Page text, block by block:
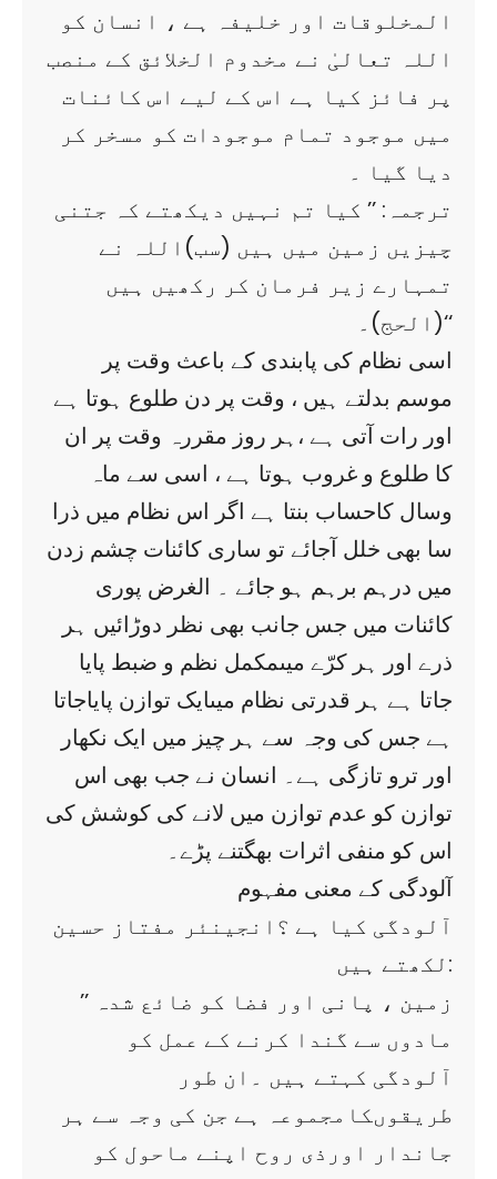
المخلوقات اور خلیفہ ہے ، انسان کو
اللہ تعالیٰ نے مخدوم الخلائق کے منصب
پر فائز کیا ہے اس کے لیے اس کائنات
میں موجود تمام موجودات کو مسخر کر
دیا گیا ۔
ترجمہ: ’’ کیا تم نہیں دیکھتے کہ جتنی
چیزیں زمین میں ہیں (سب)اللہ نے
تمہارے زیر فرمان کر رکھیں ہیں
‘‘(الحج)۔
اسی نظام کی پابندی کے باعث وقت پر
موسم بدلتے ہیں ، وقت پر دن طلوع ہوتا ہے
اور رات آتی ہے ،ہر روز مقررہ وقت پر ان
کا طلوع و غروب ہوتا ہے ، اسی سے ماہ
وسال کاحساب بنتا ہے اگر اس نظام میں ذرا
سا بھی خلل آجائے تو ساری کائنات چشم زدن
میں درہم برہم ہو جائے ۔ الغرض پوری
کائنات میں جس جانب بھی نظر دوڑائیں ہر
ذرے اور ہر کرّے میںمکمل نظم و ضبط پایا
جاتا ہے ہر قدرتی نظام میںایک توازن پایاجاتا
ہے جس کی وجہ سے ہر چیز میں ایک نکھار
اور ترو تازگی ہے۔ انسان نے جب بھی اس
توازن کو عدم توازن میں لانے کی کوشش کی
اس کو منفی اثرات بھگتنے پڑے۔
آلودگی کے معنی مفہوم
آلودگی کیا ہے ؟انجینئر مفتاز حسین
لکھتے ہیں:
’’ زمین ، پانی اور فضا کو ضائع شدہ
مادوں سے گندا کرنے کے عمل کو
آلودگی کہتے ہیں ۔ان طور
طریقوںکامجموعہ ہے جن کی وجہ سے ہر
جاندار اورذی روح اپنے ماحول کو